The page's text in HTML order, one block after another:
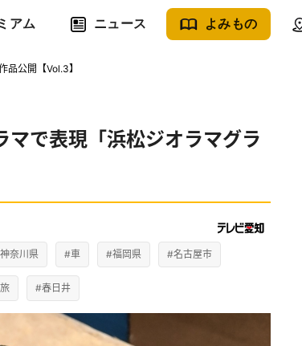
アム ニュース よみもの
品公開【Vol.3】
マで表現「浜松ジオラマグラ
奈川県 #車 #福岡県 #名古屋市
#春日井